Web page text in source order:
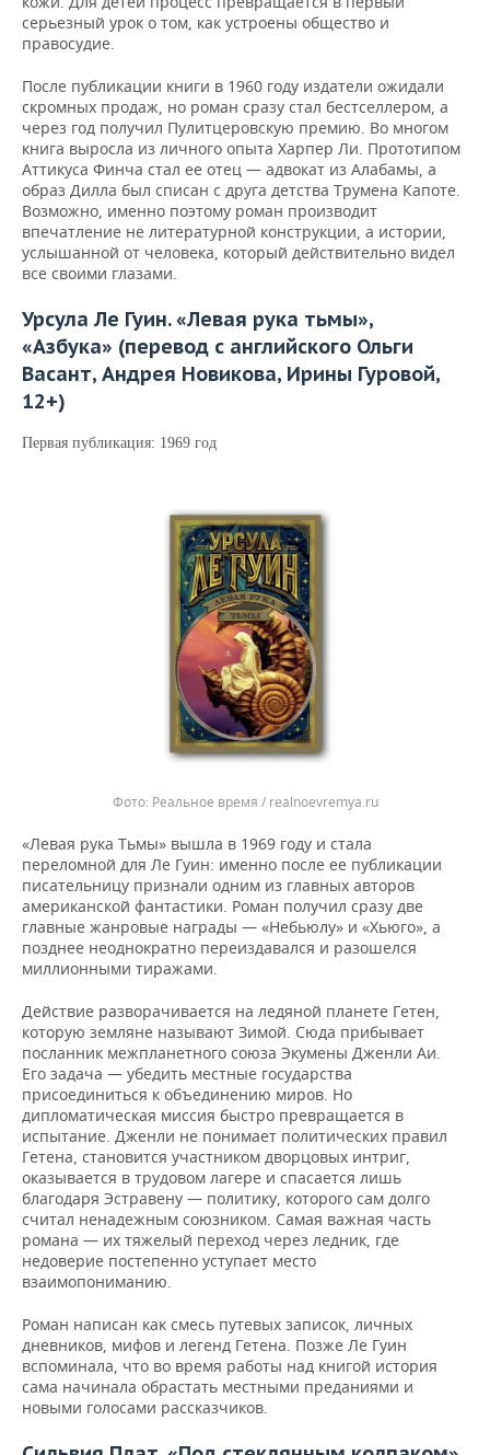
серьезный урок о том, как устроены общество и
правосудие.
После публикации книги в 1960 году издатели ожидали
скромных продаж, но роман сразу стал бестселлером, а
через год получил Пулитцеровскую премию. Во многом
книга выросла из личного опыта Харпер Ли. Прототипом
Аттикуса Финча стал ее отец — адвокат из Алабамы, а
образ Дилла был списан с друга детства Трумена Капоте.
Возможно, именно поэтому роман производит
впечатление не литературной конструкции, а истории,
услышанной от человека, который действительно видел
все своими глазами.
Урсула Ле Гуин. «Левая рука тьмы»,
«Азбука» (перевод с английского Ольги
Васант, Андрея Новикова, Ирины Гуровой,
12+)
Первая публикация: 1969 год
Реальное время / realnoevremya.ru
«Левая рука Тьмы» вышла в 1969 году и стала
переломной для Ле Гуин: именно после ее публикации
писательницу признали одним из главных авторов
американской фантастики. Роман получил сразу две
главные жанровые награды — «Небьюлу» и «Хьюго», а
позднее неоднократно переиздавался и разошелся
миллионными тиражами.
Действие разворачивается на ледяной планете Гетен,
которую земляне называют Зимой. Сюда прибывает
посланник межпланетного союза Экумены Дженли Аи.
Его задача — убедить местные государства
присоединиться к объединению миров. Но
дипломатическая миссия быстро превращается в
испытание. Дженли не понимает политических правил
Гетена, становится участником дворцовых интриг,
оказывается в трудовом лагере и спасается лишь
благодаря Эстравену — политику, которого сам долго
считал ненадежным союзником. Самая важная часть
романа — их тяжелый переход через ледник, где
недоверие постепенно уступает место
взаимопониманию.
Роман написан как смесь путевых записок, личных
дневников, мифов и легенд Гетена. Позже Ле Гуин
вспоминала, что во время работы над книгой история
сама начинала обрастать местными преданиями и
новыми голосами рассказчиков.